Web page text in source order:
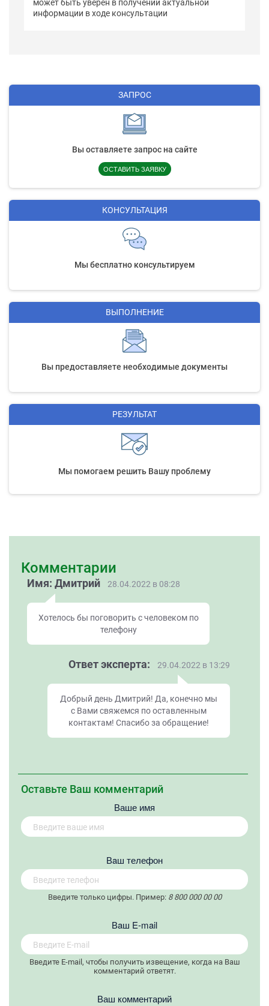
может быть уверен в получении актуальной
информации в ходе консультации
ЗАПРОС
Вы оставляете запрос на сайте
ОСТАВИТЬ ЗАЯВКУ
КОНСУЛЬТАЦИЯ
Мы бесплатно консультируем
ВЫПОЛНЕНИЕ
Вы предоставляете необходимые документы
РЕЗУЛЬТАТ
Мы помогаем решить Вашу проблему
Комментарии
Имя: Дмитрий 28.04.2022 в 08:28
Хотелось бы поговорить с человеком по
телефону
Ответ эксперта: 29.04.2022 в 13:29
Добрый день Дмитрий! Да, конечно мы
с Вами свяжемся по оставленным
контактам! Спасибо за обращение!
Оставьте Ваш комментарий
Ваше имя
Вaш телефон
Введите только цифры. Пример: 8 800 000 00 00
Вaш E-mail
Введите E-mail, чтобы получить извещение, когда на Ваш
комментарий ответят.
Ваш комментарий